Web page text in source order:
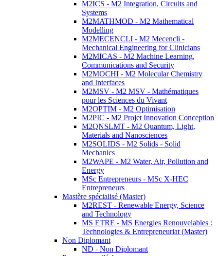
M2ICS - M2 Integration, Circuits and
Systems
M2MATHMOD - M2 Mathematical
Modelling
M2MECENCLI - M2 Mecencli -
Mechanical Engineering for Clinicians
M2MICAS - M2 Machine Learning,
Communications and Security
M2MOCHI - M2 Molecular Chemistry
and Interfaces
M2MSV - M2 MSV - Mathématiques
pour les Sciences du Vivant
M2OPTIM - M2 Optimisation
M2PIC - M2 Projet Innovation Conception
M2QNSLMT - M2 Quantum, Light,
Materials and Nanosciences
M2SOLIDS - M2 Solids - Solid
Mechanics
M2WAPE - M2 Water, Air, Pollution and
Energy
MSc Entrepreneurs - MSc X-HEC
Entrepreneurs
Mastère spécialisé (Master)
M2REST - Renewable Energy, Science
and Technology
MS ETRE - MS Energies Renouvelables :
Technologies & Entrepreneuriat (Master)
Non Diplomant
ND - Non Diplomant